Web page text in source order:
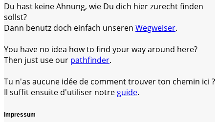
Du hast keine Ahnung, wie Du dich hier zurecht finden
sollst?
Dann benutz doch einfach unseren Wegweiser.
You have no idea how to find your way around here?
Then just use our pathfinder.
Tu n'as aucune idée de comment trouver ton chemin ici ?
Il suffit ensuite d'utiliser notre guide.
Impressum